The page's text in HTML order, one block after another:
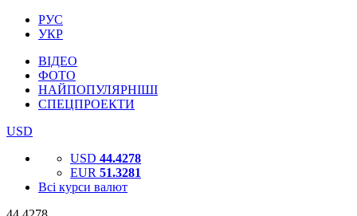
РУС
УКР
ВІДЕО
ФОТО
НАЙПОПУЛЯРНІШІ
СПЕЦПРОЕКТИ
USD
USD 44.4278
EUR 51.3281
Всі курси валют